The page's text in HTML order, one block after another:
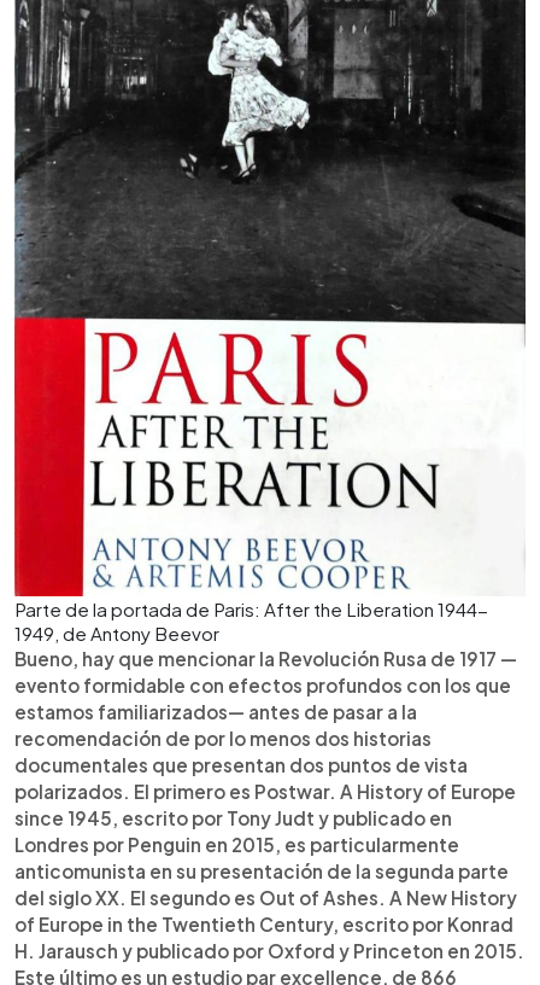
Parte de la portada de Paris: After the Liberation 1944-
1949, de Antony Beevor
Bueno, hay que mencionar la Revolución Rusa de 1917 —
evento formidable con efectos profundos con los que
estamos familiarizados— antes de pasar a la
recomendación de por lo menos dos historias
documentales que presentan dos puntos de vista
polarizados. El primero es Postwar. A History of Europe
since 1945, escrito por Tony Judt y publicado en
Londres por Penguin en 2015, es particularmente
anticomunista en su presentación de la segunda parte
del siglo XX. El segundo es Out of Ashes. A New History
of Europe in the Twentieth Century, escrito por Konrad
H. Jarausch y publicado por Oxford y Princeton en 2015.
Este último es un estudio par excellence, de 866